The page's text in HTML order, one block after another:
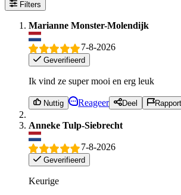
Filters
Marianne Monster-Molendijk
7-8-2026
Geverifieerd
Ik vind ze super mooi en erg leuk
Nuttig Reageer Deel
Anneke Tulp-Siebrecht
7-8-2026
Geverifieerd
Keurige